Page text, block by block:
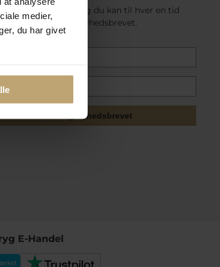
medier,
du har givet
at tilmelde sig og du kan til hver en tid
nemt nederst i nyhedsbrevet.
Tilmeld mig nyhedsbrevet
E-Handel